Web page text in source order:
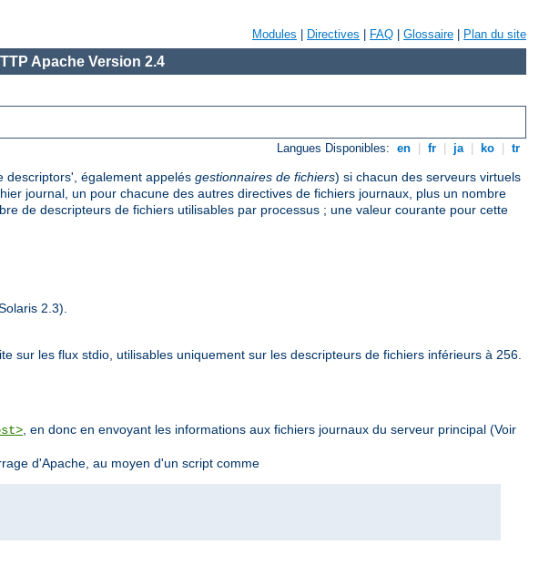
Modules Directives FAQ Glossaire Plan du site
Apache Version 2.4
Langues Disponibles: en fr ja ko tr
descriptors', également appelés gestionnaires de fichiers) si chacun des serveurs virtuels
journal, un pour chacune des autres directives de fichiers journaux, plus un nombre
de descripteurs de fichiers utilisables par processus ; une valeur courante pour cette
2.3).
sur les flux stdio, utilisables uniquement sur les descripteurs de fichiers inférieurs à 256.
, en donc en envoyant les informations aux fichiers journaux du serveur principal (Voir
d'Apache, au moyen d'un script comme